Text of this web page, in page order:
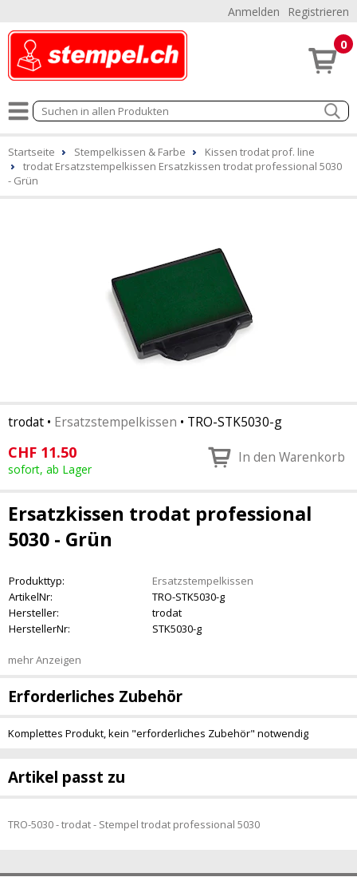
Anmelden Registrieren
0
Startseite Stempelkissen & Farbe
Kissen trodat prof. line
trodat Ersatzstempelkissen Ersatzkissen trodat professional 5030
- Grün
trodat • Ersatzstempelkissen • TRO-STK5030-g
CHF 11.50
sofort, ab Lager
In den Warenkorb
Ersatzkissen trodat professional
5030 - Grün
Produkttyp:
Ersatzstempelkissen
ArtikelNr:
TRO-STK5030-g
Hersteller:
trodat
HerstellerNr:
STK5030-g
mehr Anzeigen
Erforderliches Zubehör
Komplettes Produkt, kein "erforderliches Zubehör" notwendig
Artikel passt zu
TRO-5030 - trodat - Stempel trodat professional 5030